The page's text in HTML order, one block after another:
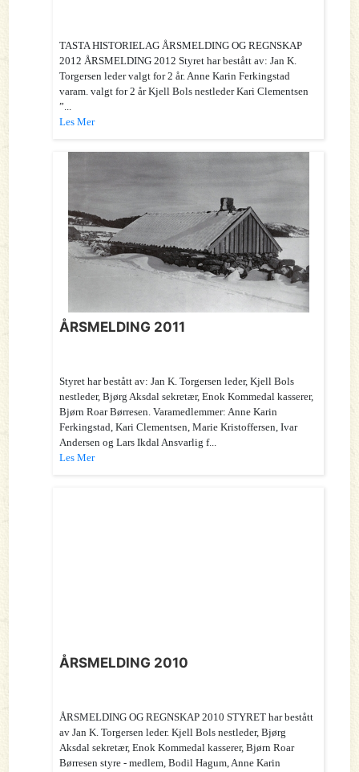
TASTA HISTORIELAG ÅRSMELDING OG REGNSKAP
2012 ÅRSMELDING 2012 Styret har bestått av: Jan K.
Torgersen leder valgt for 2 år. Anne Karin Ferkingstad
varam. valgt for 2 år Kjell Bols nestleder Kari Clementsen
”...
Les Mer
ÅRSMELDING 2011
Styret har bestått av: Jan K. Torgersen leder, Kjell Bols
nestleder, Bjørg Aksdal sekretær, Enok Kommedal kasserer,
Bjørn Roar Børresen. Varamedlemmer: Anne Karin
Ferkingstad, Kari Clementsen, Marie Kristoffersen, Ivar
Andersen og Lars Ikdal Ansvarlig f...
Les Mer
ÅRSMELDING 2010
ÅRSMELDING OG REGNSKAP 2010 STYRET har bestått
av Jan K. Torgersen leder. Kjell Bols nestleder, Bjørg
Aksdal sekretær, Enok Kommedal kasserer, Bjørn Roar
Børresen styre - medlem, Bodil Hagum, Anne Karin